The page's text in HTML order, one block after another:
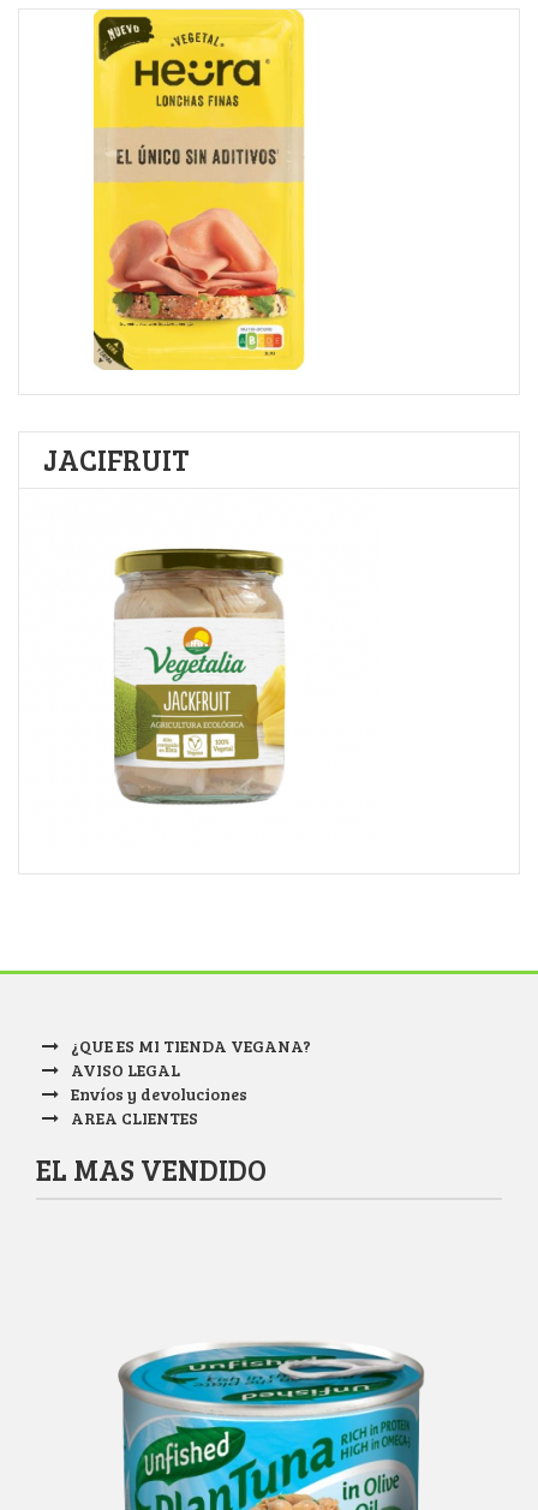
JACIFRUIT
¿QUE ES MI TIENDA VEGANA?
AVISO LEGAL
Envíos y devoluciones
AREA CLIENTES
EL MAS VENDIDO